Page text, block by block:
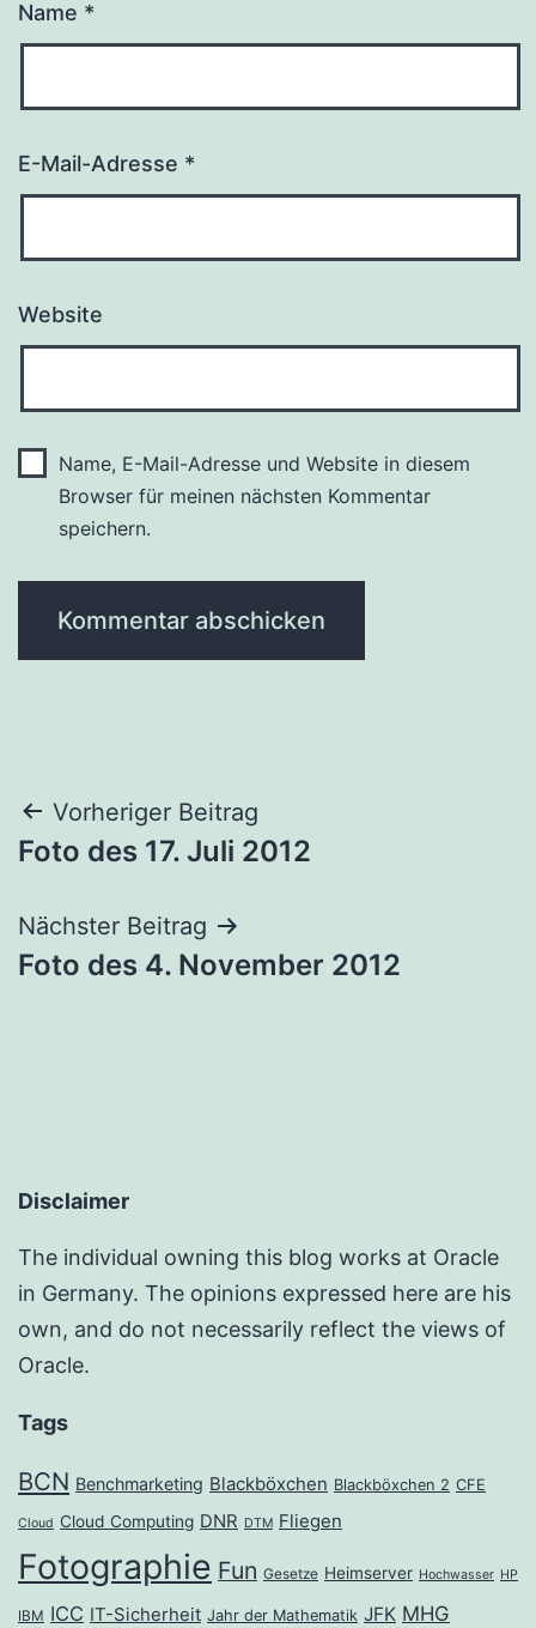
Name *
E-Mail-Adresse *
Website
Name, E-Mail-Adresse und Website in diesem
Browser für meinen nächsten Kommentar
speichern.
Beitragsnavigation
Vorheriger Beitrag
Foto des 17. Juli 2012
Nächster Beitrag
Foto des 4. November 2012
Disclaimer
The individual owning this blog works at Oracle
in Germany. The opinions expressed here are his
own, and do not necessarily reflect the views of
Oracle.
Tags
BCN Benchmarketing Blackböxchen Blackböxchen 2 CFE
Cloud Cloud Computing DNR DTM Fliegen
Fotographie Fun Gesetze Heimserver Hochwasser HP
IBM ICC IT-Sicherheit Jahr der Mathematik JFK MHG